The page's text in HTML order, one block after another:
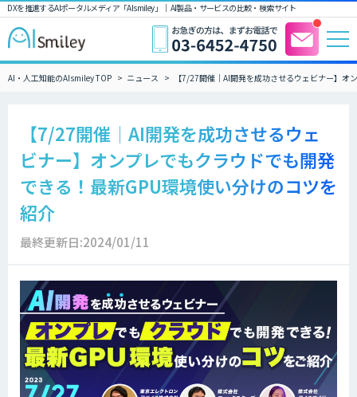
DXを推進するAIポータルメディア「AIsmiley」｜ AI製品・サービスの比較・検索サイト
AI・人工知能のAIsmiley TOP ニュース 【7/27開催│AI開発を成功させるウェビナー】オ
【7/27開催│AI開発を成功させるウェ
ビナー】オンプレでもクラウドでも開発
できる！最新GPU環境使い分けのコツを
紹介
最終更新日:2024/01/11